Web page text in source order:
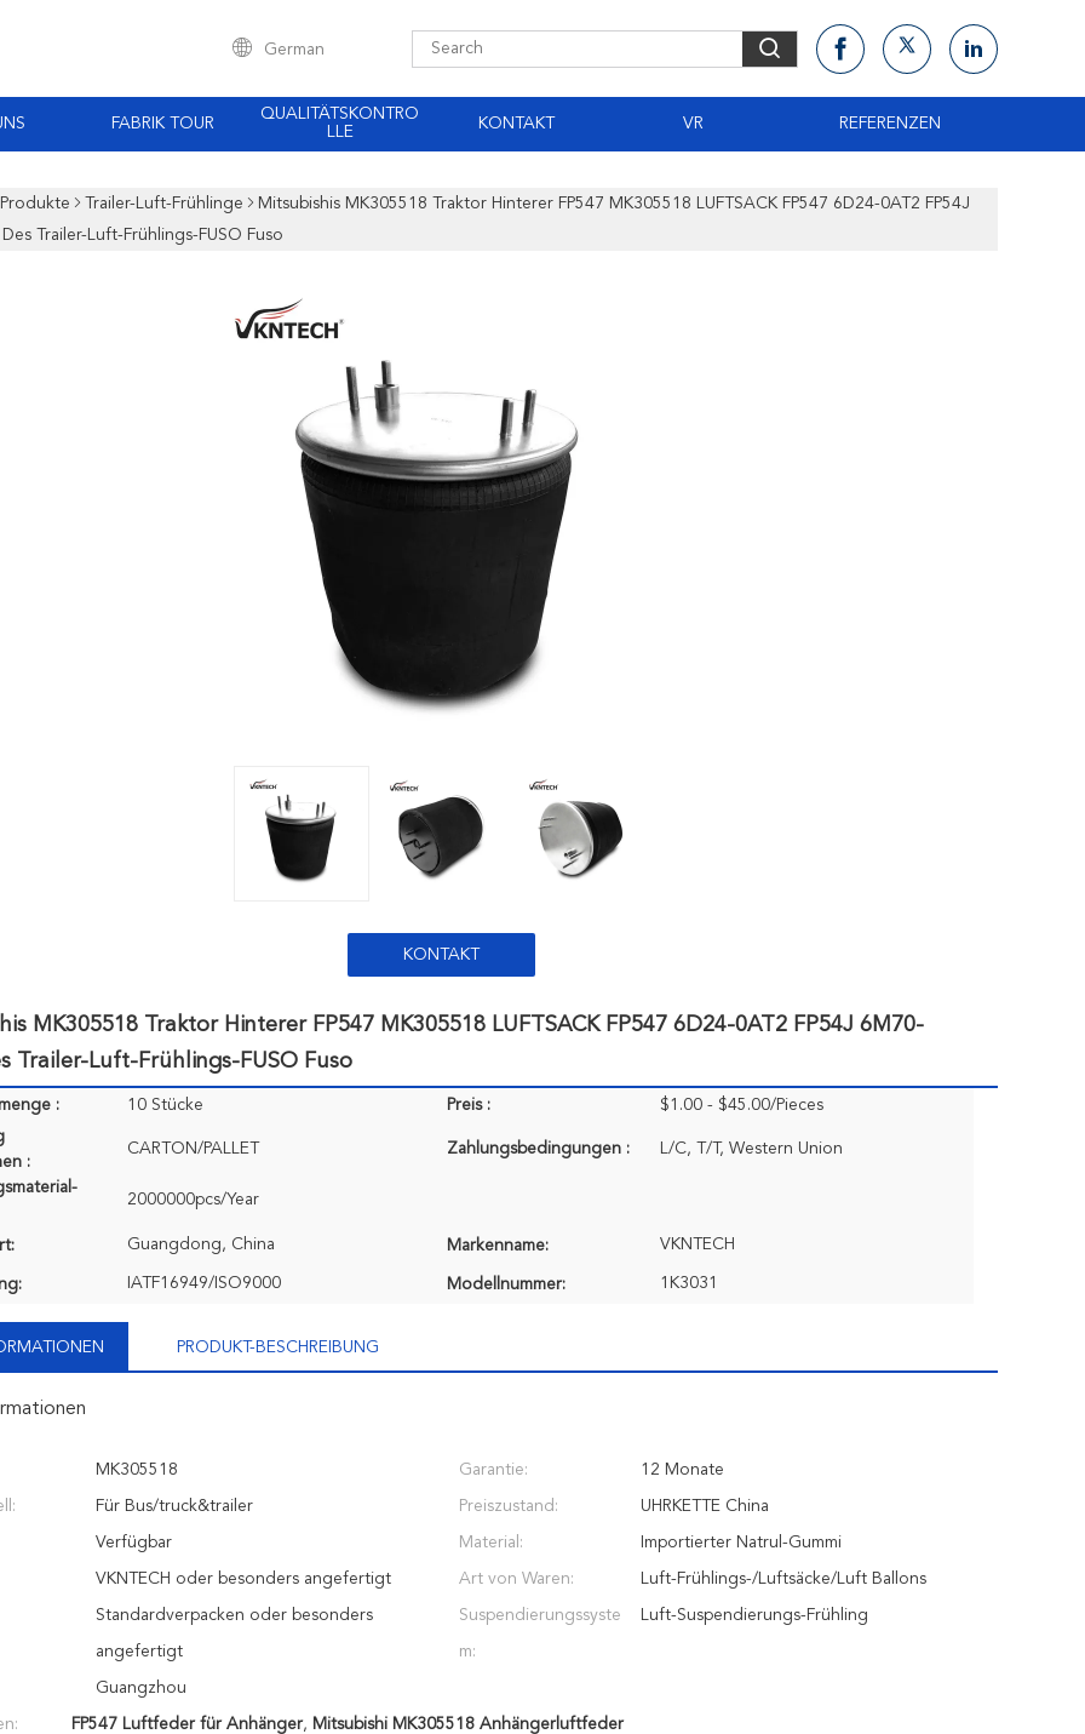
German
FABRIK TOUR
QUALITÄTSKONTRO
LLE
KONTAKT VR REFERENZEN
Produkte Trailer-Luft-Frühlinge
Mitsubishis MK305518 Traktor Hinterer FP547 MK305518 LUFTSACK FP547 6D24-0AT2 FP54J
Trailer-Luft-Frühlings-FUSO Fuso
KONTAKT
MK305518 Traktor Hinterer FP547 MK305518 LUFTSACK FP547 6D24-0AT2 FP54J 6M70-
Trailer-Luft-Frühlings-FUSO Fuso
: 10 Stücke Preis :
$1.00 - $45.00/Pieces
:
CARTON/PALLET Zahlungsbedingungen : L/C, T/T, Western Union
2000000pcs/Year
Guangdong, China Markenname: VKNTECH
IATF16949/ISO9000 Modellnummer: 1K3031
PRODUKT-BESCHREIBUNG
MK305518 Garantie: 12 Monate
Für Bus/truck&trailer Preiszustand: UHRKETTE China
Verfügbar Material: Importierter Natrul-Gummi
VKNTECH oder besonders angefertigt Art von Waren: Luft-Frühlings-/Luftsäcke/Luft Ballons
Standardverpacken oder besonders
angefertigt
Suspendierungssyste
m:
Luft-Suspendierungs-Frühling
Guangzhou
FP547 Luftfeder für Anhänger, Mitsubishi MK305518 Anhängerluftfeder